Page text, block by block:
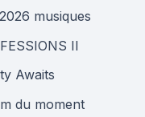
musiques
II
Awaits
du moment